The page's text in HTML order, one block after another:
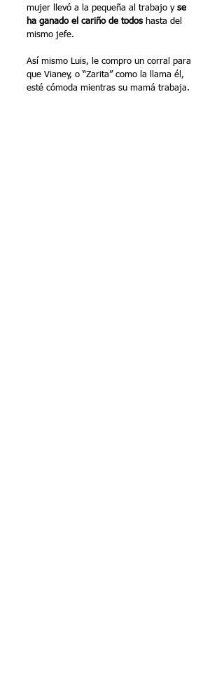
mujer llevó a la pequeña al trabajo y se
ha ganado el cariño de todos hasta del
mismo jefe.
Así mismo Luis, le compro un corral para
que Vianey, o “Zarita” como la llama él,
esté cómoda mientras su mamá trabaja.